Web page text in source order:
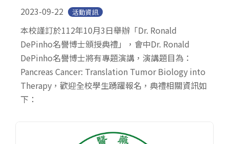
2023-09-22 活動資訊
本校謹訂於112年10月3日舉辦「Dr. Ronald
DePinho名譽博士頒授典禮」，會中Dr. Ronald
DePinho名譽博士將有專題演講，演講題目為：
Pancreas Cancer: Translation Tumor Biology into
Therapy，歡迎全校學生踴躍報名，典禮相關資訊如
下：